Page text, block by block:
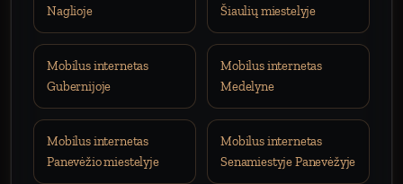
Naglioje
Šiaulių miestelyje
Mobilus internetas
Gubernijoje
Mobilus internetas
Medelyne
Mobilus internetas
Panevėžio miestelyje
Mobilus internetas
Senamiestyje Panevėžyje